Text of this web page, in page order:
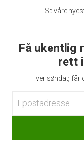
Se våre
Få ukentlig
rett
Hver søndag får